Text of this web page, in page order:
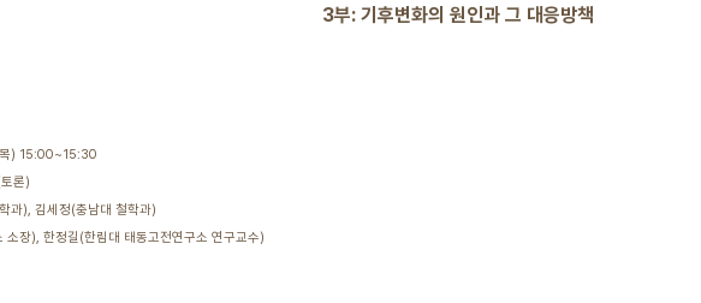
3부: 기후변화의 원인과 그 대응방책
) 15:00~15:30
론)
), 김세정(충남대 철학과)
정길(한림대 태동고전연구소 연구교수)